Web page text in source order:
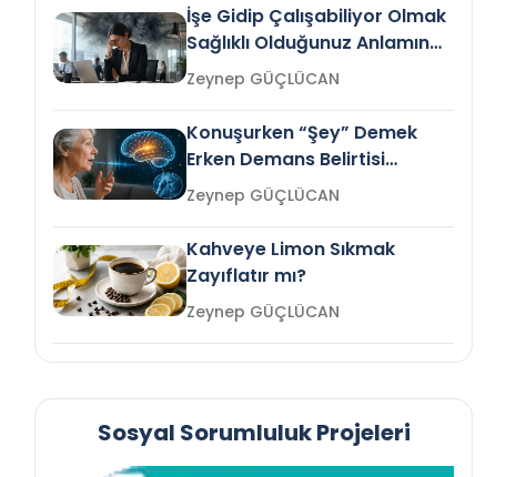
İşe Gidip Çalışabiliyor Olmak
Sağlıklı Olduğunuz Anlamına
Gelir mi?Zeynep GÜÇLÜCAN
Konuşurken “Şey” Demek
Erken Demans Belirtisi
Olabilir mi?Zeynep GÜÇLÜCAN
Kahveye Limon Sıkmak
Zayıflatır mı?
Zeynep GÜÇLÜCAN
Sosyal Sorumluluk Projeleri